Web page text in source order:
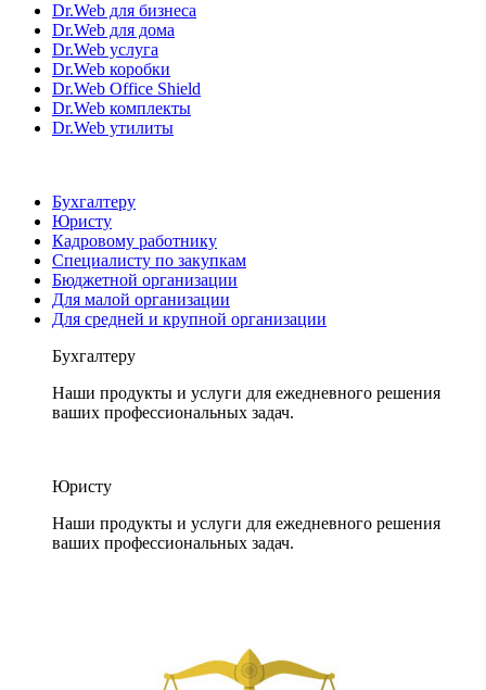
Dr.Web для бизнеса
Dr.Web для дома
Dr.Web услуга
Dr.Web коробки
Dr.Web Office Shield
Dr.Web комплекты
Dr.Web утилиты
Бухгалтеру
Юристу
Кадровому работнику
Специалисту по закупкам
Бюджетной организации
Для малой организации
Для средней и крупной организации
Бухгалтеру
Наши продукты и услуги для ежедневного решения
ваших профессиональных задач.
Юристу
Наши продукты и услуги для ежедневного решения
ваших профессиональных задач.